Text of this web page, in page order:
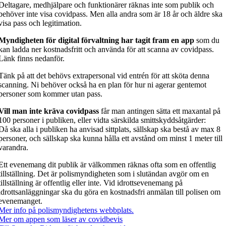
medhjälpare och funktionärer räknas inte som publik och
inte visa covidpass. Men alla andra som är 18 år och äldre ska
pass och legitimation.
för digital förvaltning har tagit fram en app som du
ladda ner kostnadsfritt och använda för att scanna av covidpass.
finns nedanför.
på att det behövs extrapersonal vid entrén för att sköta denna
Ni behöver också ha en plan för hur ni agerar gentemot
som kommer utan pass.
man inte kräva covidpass får man antingen sätta ett maxantal på
personer i publiken, eller vidta särskilda smittskyddsåtgärder:
ska alla i publiken ha anvisad sittplats, sällskap ska bestå av max 8
och sällskap ska kunna hålla ett avstånd om minst 1 meter till
evenemang dit publik är välkommen räknas ofta som en offentlig
Det är polismyndigheten som i slutändan avgör om en
är offentlig eller inte. Vid idrottsevenemang på
ska du göra en kostnadsfri anmälan till polisen om
info på polismyndighetens webbplats.
om appen som läser av covidbevis